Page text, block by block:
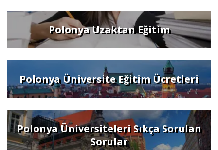
Polonya Uzaktan Eğitim
Polonya Üniversite Eğitim Ücretleri
Polonya Üniversiteleri Sıkça Sorulan
Sorular